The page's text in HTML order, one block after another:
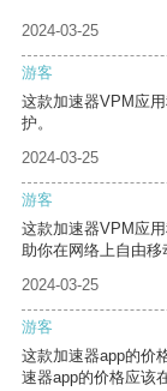
2024-03-25
游客
这款加速器VPM应
护。
2024-03-25
游客
这款加速器VPM应
助你在网络上自由移
2024-03-25
游客
这款加速器app的价
速器app的价格应该